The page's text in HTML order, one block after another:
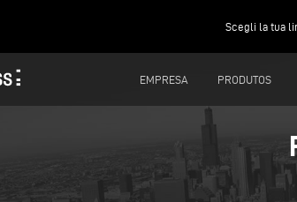
Scegli la tua
EMPRESA PRODUTOS